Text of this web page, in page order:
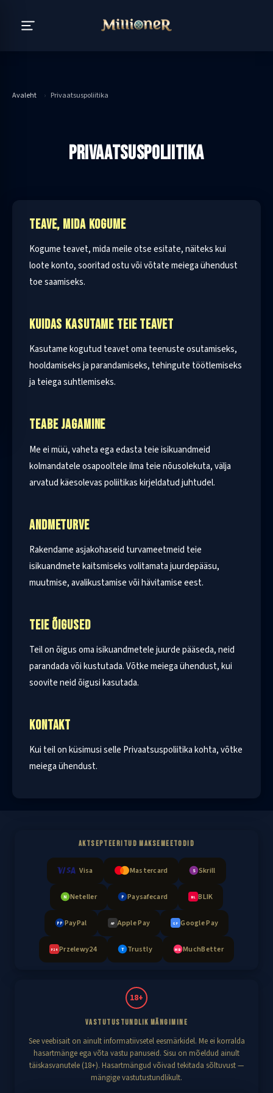
Avaleht › Privaatsuspoliitika
PRIVAATSUSPOLIITIKA
TEAVE, MIDA KOGUME
Kogume teavet, mida meile otse esitate, näiteks kui
loote konto, sooritad ostu või võtate meiega ühendust
toe saamiseks.
KUIDAS KASUTAME TEIE TEAVET
Kasutame kogutud teavet oma teenuste osutamiseks,
hooldamiseks ja parandamiseks, tehingute töötlemiseks
ja teiega suhtlemiseks.
TEABE JAGAMINE
Me ei müü, vaheta ega edasta teie isikuandmeid
kolmandatele osapooltele ilma teie nõusolekuta, välja
arvatud käesolevas poliitikas kirjeldatud juhtudel.
ANDMETURVE
Rakendame asjakohaseid turvameetmeid teie
isikuandmete kaitsmiseks volitamata juurdepääsu,
muutmise, avalikustamise või hävitamise eest.
TEIE ÕIGUSED
Teil on õigus oma isikuandmetele juurde pääseda, neid
parandada või kustutada. Võtke meiega ühendust, kui
soovite neid õigusi kasutada.
KONTAKT
Kui teil on küsimusi selle Privaatsuspoliitika kohta, võtke
meiega ühendust.
AKTSEPTEERITUD MAKSEMEETODID
Visa Mastercard S Skrill
N Neteller P Paysafecard BL BLIK
PP PayPal AP Apple Pay GP Google Pay
P24 Przelewy24 T Trustly MB MuchBetter
18+
VASTUTUSTUNDLIK MÄNGIMINE
See veebisait on ainult informatiivsetel eesmärkidel. Me ei korralda
hasartmänge ega võta vastu panuseid. Sisu on mõeldud ainult
täiskasvanutele (18+). Hasartmängud võivad tekitada sõltuvust —
mängige vastutustundlikult.